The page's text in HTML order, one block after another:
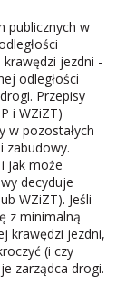
publicznych w
jezdni -
odległości
Przepisy
i WZiZT)
w pozostałych
zabudowy.
jak może
decyduje
WZiZT). Jeśli
z minimalną
krawędzi jezdni,
(i czy
zarządca drogi.